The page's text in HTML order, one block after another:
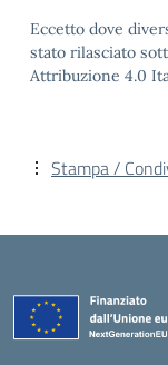
Eccetto dove
stato rilasciato
Attribuzione 4.0
Stampa /